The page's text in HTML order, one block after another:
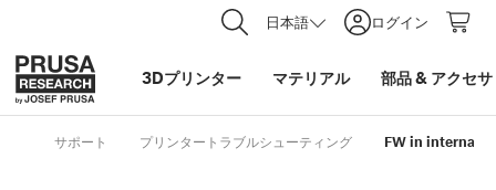
日本語 ログイン
3Dプリンター マテリアル 部品& アクセ
サポート プリンタートラブルシューティング FW in internal